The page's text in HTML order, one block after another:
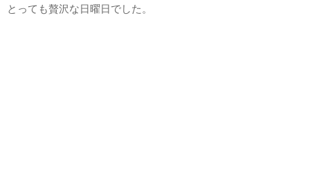
とっても贅沢な日曜日でした。